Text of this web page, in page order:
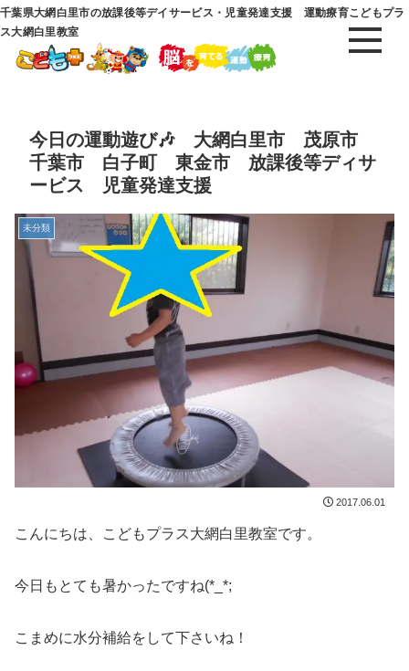
千葉県大網白里市の放課後等デイサービス・児童発達支援 運動療育こどもプラ
ス大網白里教室
今日の運動遊び🎶 大網白里市 茂原市
千葉市 白子町 東金市 放課後等ディサ
ービス 児童発達支援
未分類
2017.06.01
こんにちは、こどもプラス大網白里教室です。
今日もとても暑かったですね(*_*;
こまめに水分補給をして下さいね！